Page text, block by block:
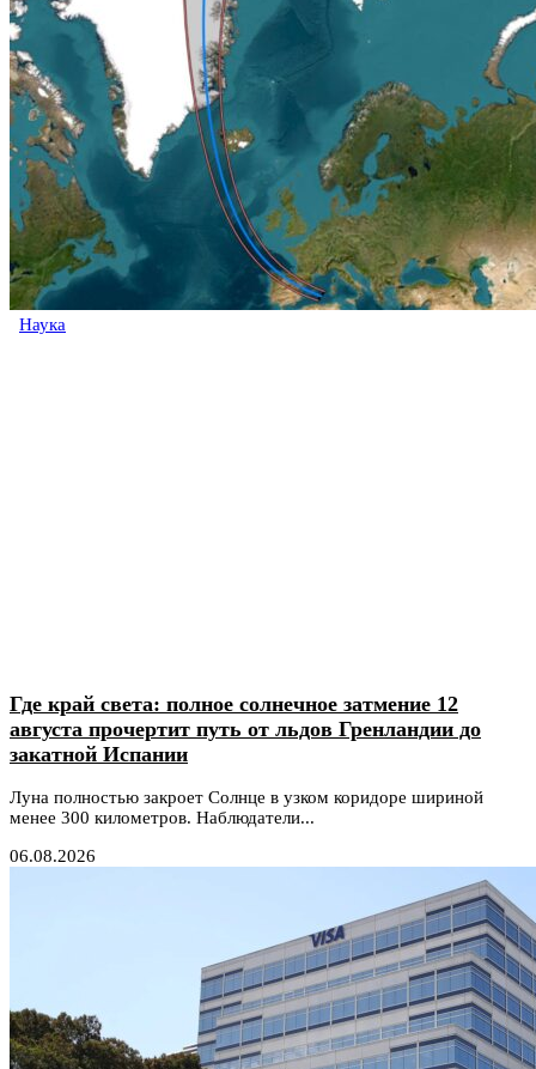
Наука
Где край света: полное солнечное затмение 12
августа прочертит путь от льдов Гренландии до
закатной Испании
Луна полностью закроет Солнце в узком коридоре шириной
менее 300 километров. Наблюдатели...
06.08.2026